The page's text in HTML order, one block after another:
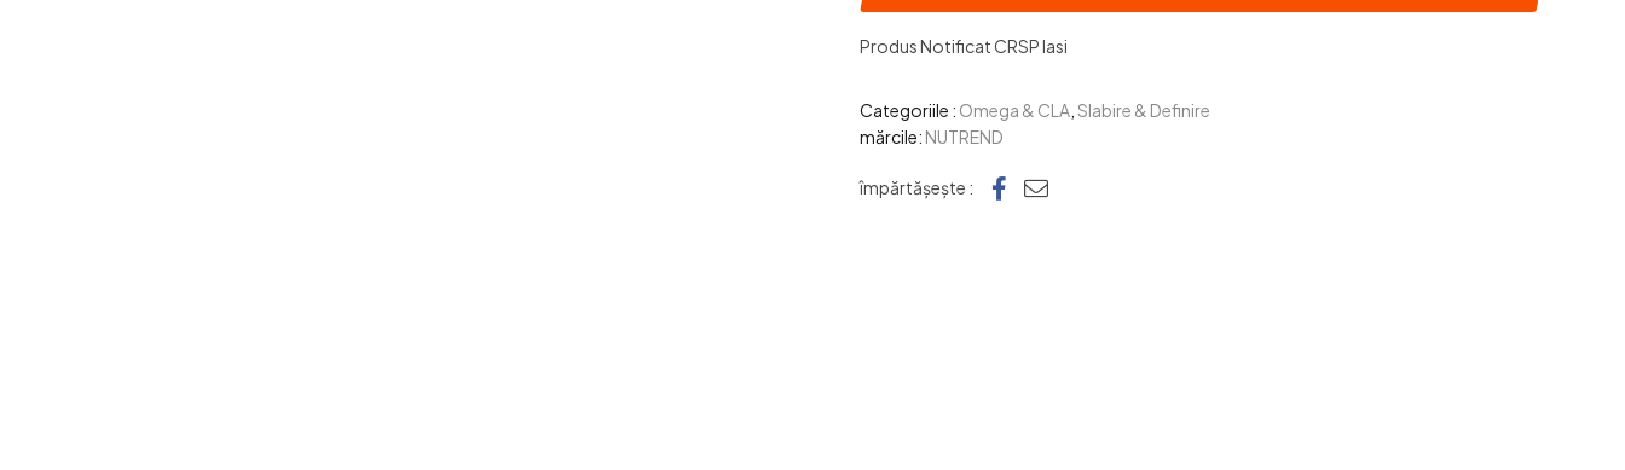
Produs Notificat CRSP Iasi
Categoriile : Omega & CLA, Slabire & Definire
mărcile: NUTREND
împărtășește : Facebook
e-mail